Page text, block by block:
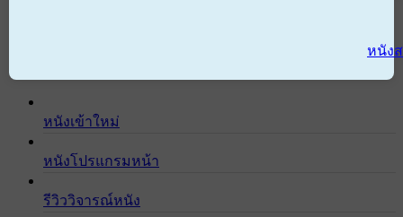
หนัง
หนังเข้าใหม่
หนังโปรแกรมหน้า
รีวิววิจารณ์หนัง